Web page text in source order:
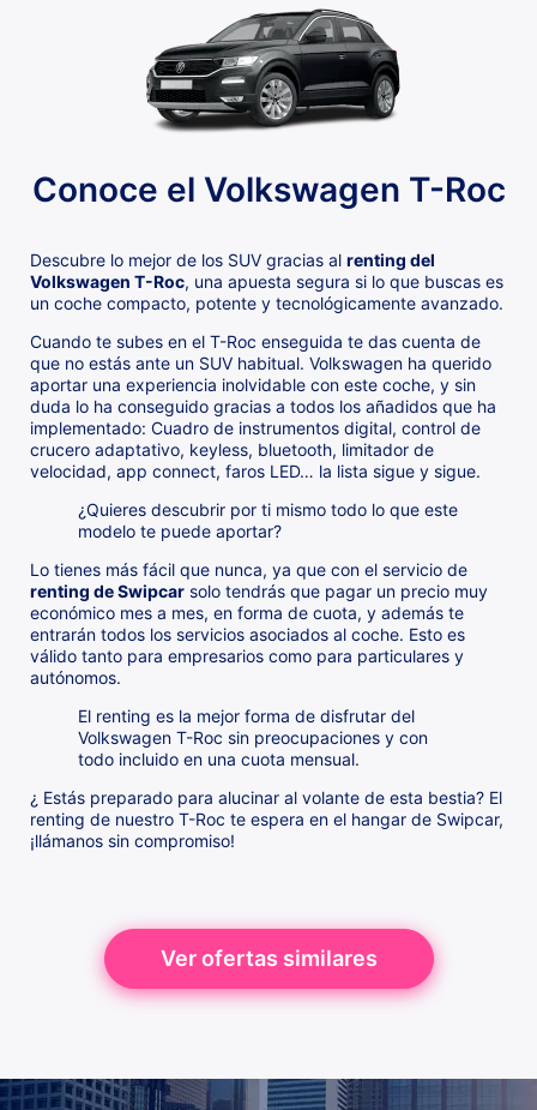
Conoce el Volkswagen T-Roc
Descubre lo mejor de los SUV gracias al renting del
Volkswagen T-Roc, una apuesta segura si lo que buscas es
un coche compacto, potente y tecnológicamente avanzado.
Cuando te subes en el T-Roc enseguida te das cuenta de
que no estás ante un SUV habitual. Volkswagen ha querido
aportar una experiencia inolvidable con este coche, y sin
duda lo ha conseguido gracias a todos los añadidos que ha
implementado: Cuadro de instrumentos digital, control de
crucero adaptativo, keyless, bluetooth, limitador de
velocidad, app connect, faros LED… la lista sigue y sigue.
¿Quieres descubrir por ti mismo todo lo que este
modelo te puede aportar?
Lo tienes más fácil que nunca, ya que con el servicio de
renting de Swipcar solo tendrás que pagar un precio muy
económico mes a mes, en forma de cuota, y además te
entrarán todos los servicios asociados al coche. Esto es
válido tanto para empresarios como para particulares y
autónomos.
El renting es la mejor forma de disfrutar del
Volkswagen T-Roc sin preocupaciones y con
todo incluido en una cuota mensual.
¿ Estás preparado para alucinar al volante de esta bestia? El
renting de nuestro T-Roc te espera en el hangar de Swipcar,
¡llámanos sin compromiso!
Ver ofertas similares